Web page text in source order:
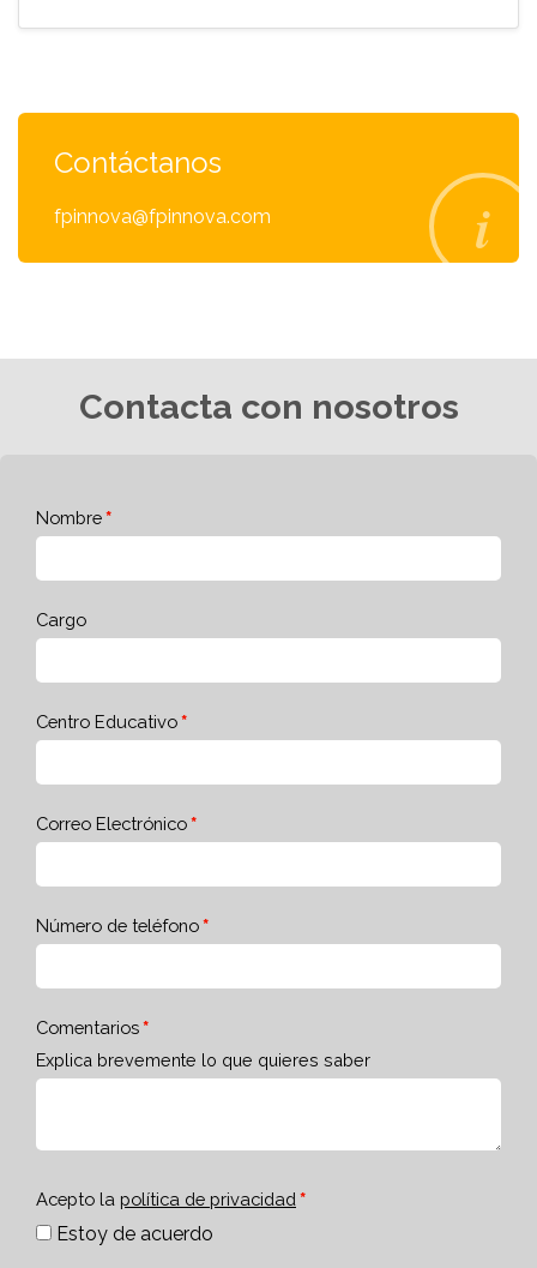
Contáctanos
fpinnova@fpinnova.com
Contacta con nosotros
Nombre
Cargo
Centro Educativo
Correo Electrónico
Número de teléfono
Comentarios
Explica brevemente lo que quieres saber
Acepto la política de privacidad
Estoy de acuerdo